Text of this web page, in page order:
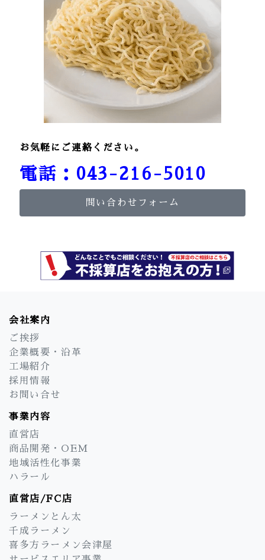
お気軽にご連絡ください。
電話：043-216-5010
問い合わせフォーム
会社案内
ご挨拶
企業概要・沿革
工場紹介
採用情報
お問い合せ
事業内容
直営店
商品開発・OEM
地域活性化事業
ハラール
直営店/FC店
ラーメンとん太
千成ラーメン
喜多方ラーメン会津屋